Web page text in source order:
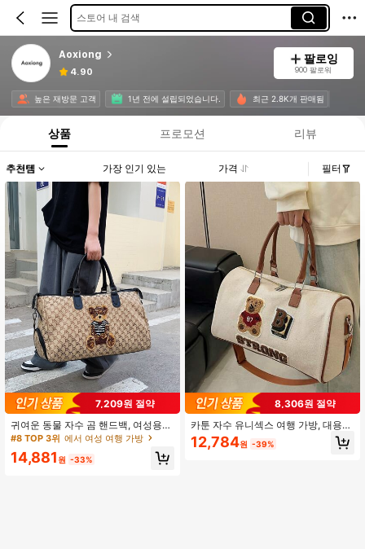
스토어 내 검색
Aoxiong
4.90
팔로잉
900 팔로워
높은 재방문 고객 1년 전에 설립되었습니다. 최근 2.8K개 판매됨
상품 프로모션 리뷰
추천템 가장 인기 있는 가격 필터
7,209원 절약
귀여운 동물 자수 곰 핸드백, 여성용
대용량 여행 토트백, 더플백, 여행, 항
대용
#8 TOP 3위 에서 여성 여행 가방
14,881 원 -33%
8,306원 절약
카툰 자수 유니섹스 여행 가방, 대용량
통근 토트백, 동물 크로스바디백, 임산
부 가방, 곰 디자인 학생 경량 핸드백,
12,784원 -39%